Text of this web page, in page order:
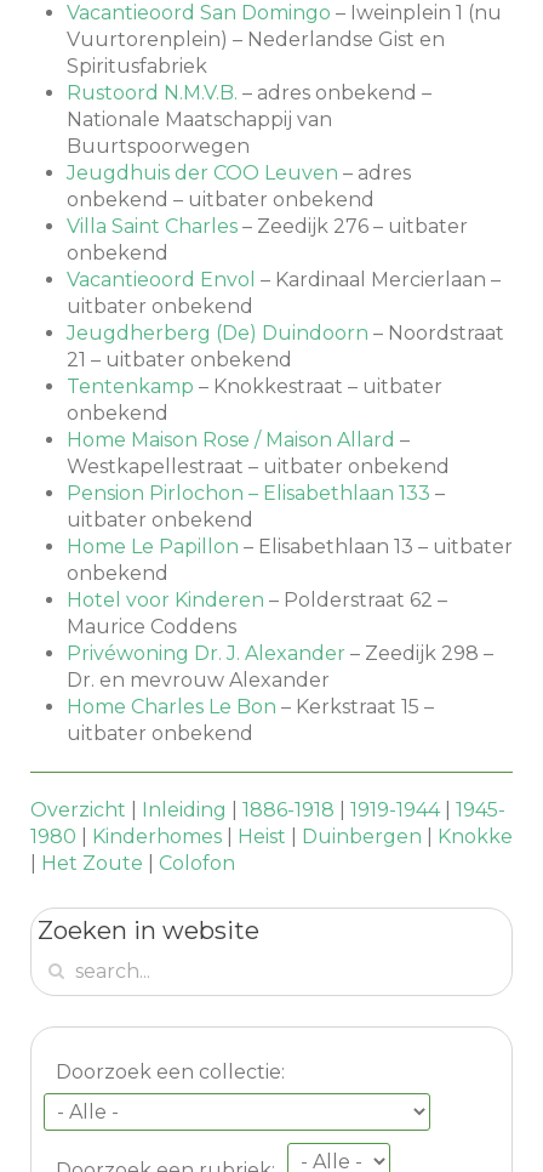
Vacantieoord San Domingo – Iweinplein 1 (nu
Vuurtorenplein) – Nederlandse Gist en
Spiritusfabriek
Rustoord N.M.V.B. – adres onbekend –
Nationale Maatschappij van
Buurtspoorwegen
Jeugdhuis der COO Leuven – adres
onbekend – uitbater onbekend
Villa Saint Charles – Zeedijk 276 – uitbater
onbekend
Vacantieoord Envol – Kardinaal Mercierlaan –
uitbater onbekend
Jeugdherberg (De) Duindoorn – Noordstraat
21 – uitbater onbekend
Tentenkamp – Knokkestraat – uitbater
onbekend
Home Maison Rose / Maison Allard –
Westkapellestraat – uitbater onbekend
Pension Pirlochon – Elisabethlaan 133 –
uitbater onbekend
Home Le Papillon – Elisabethlaan 13 – uitbater
onbekend
Hotel voor Kinderen – Polderstraat 62 –
Maurice Coddens
Privéwoning Dr. J. Alexander – Zeedijk 298 –
Dr. en mevrouw Alexander
Home Charles Le Bon – Kerkstraat 15 –
uitbater onbekend
Overzicht Inleiding 1886-1918 1919-1944| 1945-
1980
Kinderhomes Heist Duinbergen
Knokke
Het Zoute Colofon
Zoeken in website
Doorzoek een collectie: